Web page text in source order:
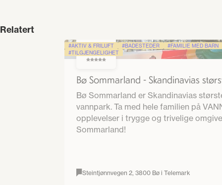
Relatert
AKTIV & FRILUFT BADESTEDER
FAMILIE MED BARN
TILGJENGELIGHET
3.0
Bø Sommarland - Skandinavias
badeland!
Bø Sommarland er Skandinavias
vannpark. Ta med hele familien på
opplevelser i trygge og trivelige
Sommarland!
Steintjønnvegen 2, 3800 Bø i Telemark